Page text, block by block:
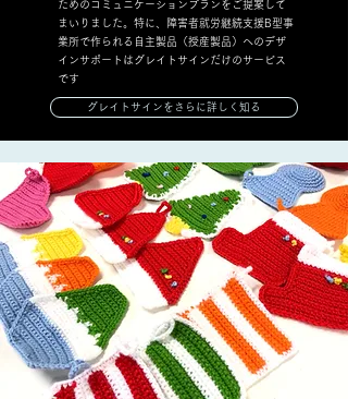
ためのコミュニケーションプランをご提案して
まいりました。特に、障害者就労継続支援B型事
業所で作られる自主製品（授産製品）へのデザ
インサポートはグレイトサインだけのサービス
です
グレイトサインをさらに詳しく知る